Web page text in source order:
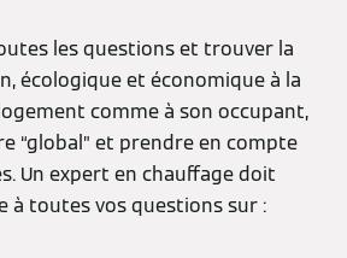
les questions et trouver la
écologique et économique à la
comme à son occupant,
“global” et prendre en compte
Un expert en chauffage doit
à toutes vos questions sur :